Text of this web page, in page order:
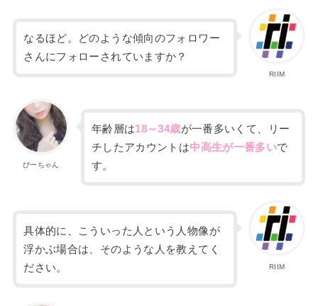
RIIM
なるほど。
どのような傾向のフォロワー
さんにフォローされていますか？
ぴーちゃん
年齢層は18～34歳が一番多いくて、
リー
チしたアカウントは中高生が一番多いで
す。
RIIM
具体的に、こういった人という人物像が
浮かぶ場合は、そのような人を教えてく
ださい。